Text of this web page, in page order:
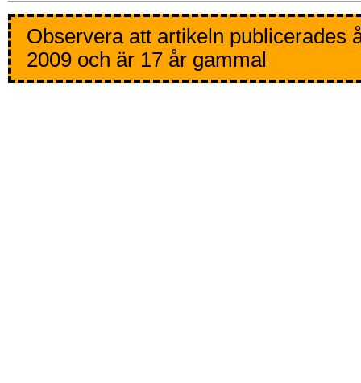
Observera att artikeln publicerades
2009 och är 17 år gammal